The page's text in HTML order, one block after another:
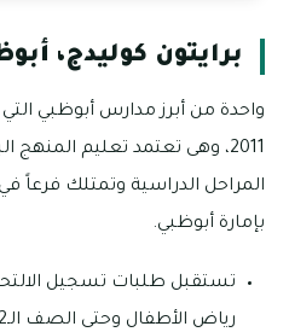
برايتون كوليدج،
واحدة من أبرز مدارس أبوظبي
2011، وهى تعتمد تعليم
المراحل الدراسية وتمتلك فرعاً
بإمارة أبوظبي.
تستقبل طلبات تسجيل